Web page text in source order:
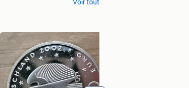
Voir tout